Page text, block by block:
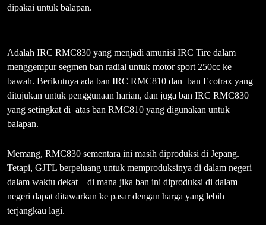
dipakai untuk balapan.
Adalah IRC RMC830 yang menjadi amunisi IRC Tire dalam
menggempur segmen ban radial untuk motor sport 250cc ke
bawah. Berikutnya ada ban IRC RMC810 dan ban Ecotrax yang
ditujukan untuk penggunaan harian, dan juga ban IRC RMC830
yang setingkat di atas ban RMC810 yang digunakan untuk
balapan.
Memang, RMC830 sementara ini masih diproduksi di Jepang.
Tetapi, GJTL berpeluang untuk memproduksinya di dalam negeri
dalam waktu dekat – di mana jika ban ini diproduksi di dalam
negeri dapat ditawarkan ke pasar dengan harga yang lebih
terjangkau lagi.